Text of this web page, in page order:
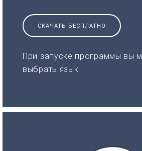
СКАЧАТЬ БЕСПЛАТНО
При запуске программы вы
выбрать язык.